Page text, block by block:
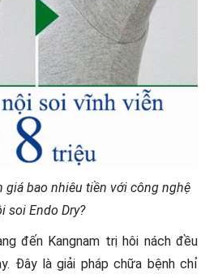
giá bao nhiêu tiền với công nghệ
soi Endo Dry?
đến Kangnam trị hôi nách đều
Đây là giải pháp chữa bệnh chỉ